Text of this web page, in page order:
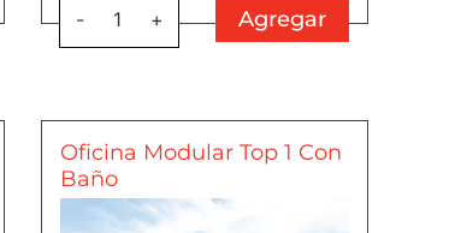
- 1 + Agregar
Oficina Modular Top 1 Con
Baño